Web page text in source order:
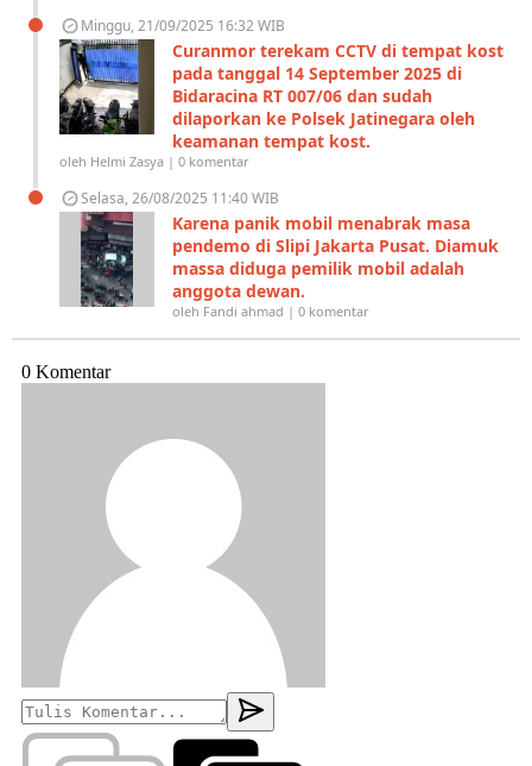
Minggu, 21/09/2025 16:32 WIB
Curanmor terekam CCTV di tempat kost
pada tanggal 14 September 2025 di
Bidaracina RT 007/06 dan sudah
dilaporkan ke Polsek Jatinegara oleh
keamanan tempat kost.
oleh Helmi Zasya | 0 komentar
Selasa, 26/08/2025 11:40 WIB
Karena panik mobil menabrak masa
pendemo di Slipi Jakarta Pusat. Diamuk
massa diduga pemilik mobil adalah
anggota dewan.
oleh Fandi ahmad | 0 komentar